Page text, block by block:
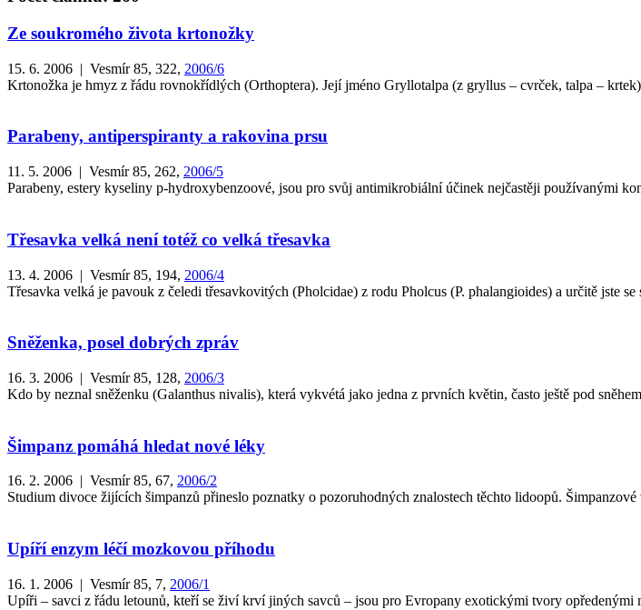
Ze soukromého života krtonožky
15. 6. 2006 | Vesmír 85, 322, 2006/6
Krtonožka je hmyz z řádu rovnokřídlých (Orthoptera). Její jméno Gryllotalpa (z gryllus – cvrček, talpa –
Parabeny, antiperspiranty a rakovina prsu
11. 5. 2006 | Vesmír 85, 262, 2006/5
Parabeny, estery kyseliny p-hydroxybenzoové, jsou pro svůj antimikrobiální účinek nejčastěji používanými
Třesavka velká není totéž co velká třesavka
13. 4. 2006 | Vesmír 85, 194, 2006/4
Třesavka velká je pavouk z čeledi třesavkovitých (Pholcidae) z rodu Pholcus (P. phalangioides) a určitě jste se
Sněženka, posel dobrých zpráv
16. 3. 2006 | Vesmír 85, 128, 2006/3
Kdo by neznal sněženku (Galanthus nivalis), která vykvétá jako jedna z prvních květin, často ještě pod
Šimpanz pomáhá hledat nové léky
16. 2. 2006 | Vesmír 85, 67, 2006/2
Studium divoce žijících šimpanzů přineslo poznatky o pozoruhodných znalostech těchto lidoopů.
Upíří enzym léčí mozkovou příhodu
16. 1. 2006 | Vesmír 85, 7, 2006/1
Upíři – savci z řádu letounů, kteří se živí krví jiných savců – jsou pro Evropany exotickými tvory opředenými